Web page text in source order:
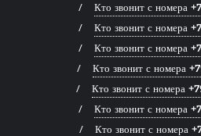
Кто звонит с номера
Кто звонит с номера
Кто звонит с номера
Кто звонит с номера
Кто звонит с номера
Кто звонит с номера
Кто звонит с номера